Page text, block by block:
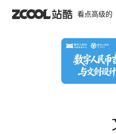
看点高级的
文具/生活杂货/IP周